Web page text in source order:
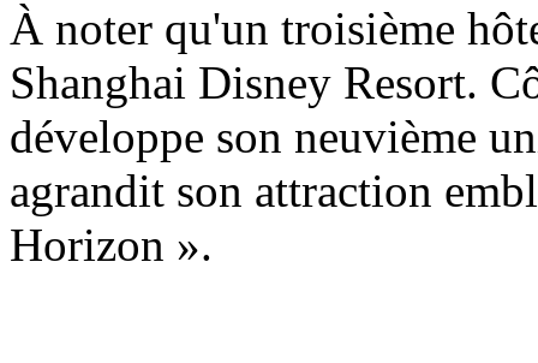
À noter qu'un troisième
Shanghai Disney Resort.
développe son neuvième
agrandit son attraction
Horizon ».